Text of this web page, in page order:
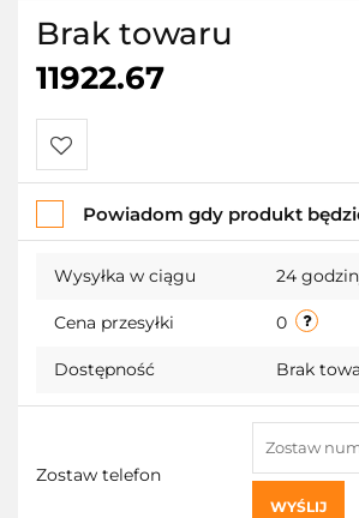
Brak towaru
11922.67
Do
przechowalni
Powiadom gdy produkt
Wysyłka w ciągu 24
Cena przesyłki 0
Dostępność Brak
Zostaw telefon
WYŚLIJ